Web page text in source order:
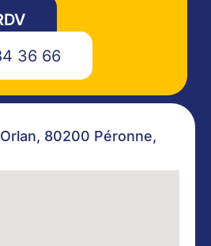
80200 Péronne,
36 66